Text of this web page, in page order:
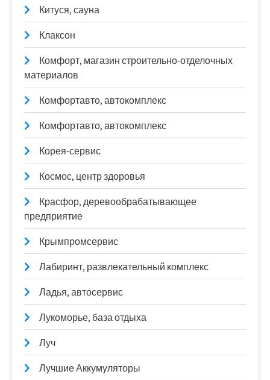
Китуся, сауна
Клаксон
Комфорт, магазин строительно-отделочных
материалов
Комфортавто, автокомплекс
Комфортавто, автокомплекс
Корея-сервис
Космос, центр здоровья
Красфор, деревообрабатывающее
предприятие
Крымпромсервис
Лабиринт, развлекательный комплекс
Ладья, автосервис
Лукоморье, база отдыха
Луч
Лучшие Аккумуляторы